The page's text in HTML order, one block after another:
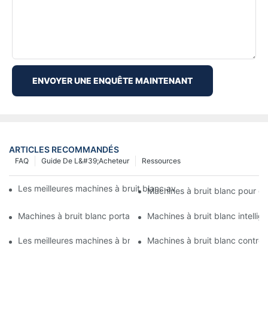
ENVOYER UNE ENQUÊTE MAINTENANT
ARTICLES RECOMMANDÉS
Ressources
Guide De L&#39;acheteur
FAQ
Les meilleures machines à bruit blanc avec des sons de la
Machines à bruit blanc pour
Machines à bruit blanc portables : solutions de sommeil pour
Machines à bruit blanc
Les meilleures machines à bruit blanc pour les gros dormeurs
Machines à bruit blanc